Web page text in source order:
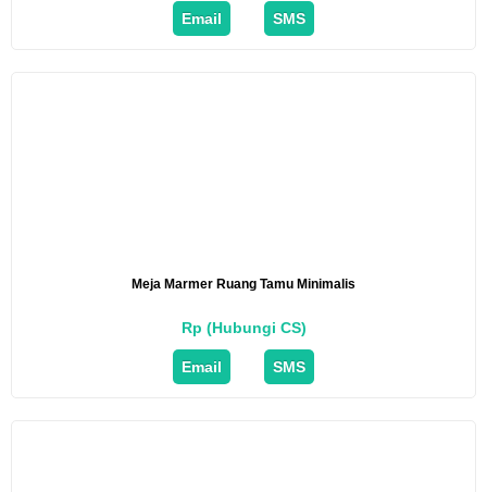
Email SMS
Meja Marmer Ruang Tamu Minimalis
Rp (Hubungi CS)
Email SMS